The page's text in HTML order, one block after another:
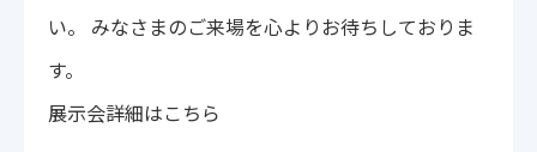
プライバシーポリシー
い。 みなさまのご来場を心よりお待ちしておりま
す。
展示会詳細はこちら